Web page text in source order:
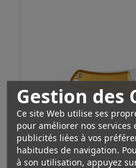
Gestion des
Ce site Web utilise ses
pour améliorer nos services
publicités liées à vos
habitudes de navigation.
à son utilisation, appuyez